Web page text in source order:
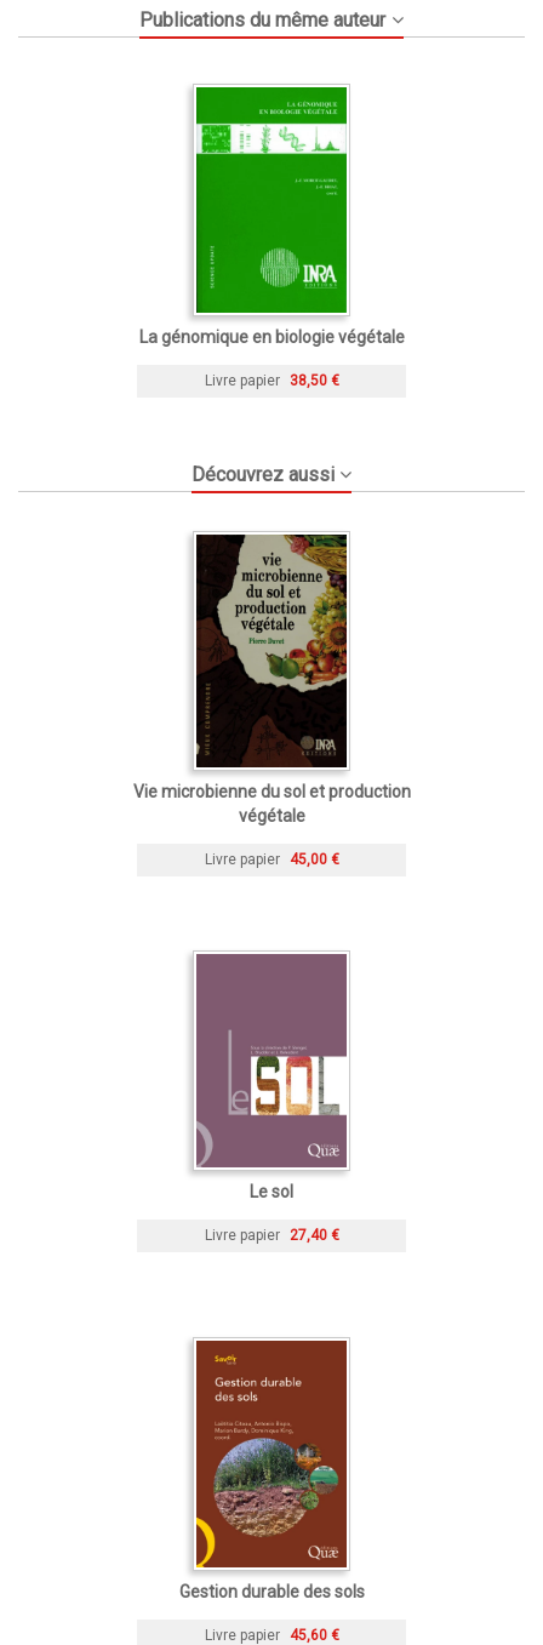
Publications du même auteur
La génomique en biologie végétale
Livre papier 38,50 €
Découvrez aussi
Vie microbienne du sol et production
végétale
Livre papier 45,00 €
Le sol
Livre papier 27,40 €
Gestion durable des sols
Livre papier 45,60 €